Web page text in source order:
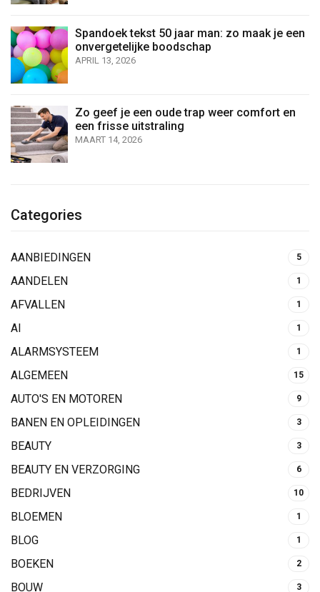
Spandoek tekst 50 jaar man: zo maak je een
onvergetelijke boodschap
APRIL 13, 2026
Zo geef je een oude trap weer comfort en
een frisse uitstraling
MAART 14, 2026
Categories
AANBIEDINGEN 5
AANDELEN 1
AFVALLEN 1
AI 1
ALARMSYSTEEM 1
ALGEMEEN 15
AUTO'S EN MOTOREN 9
BANEN EN OPLEIDINGEN 3
BEAUTY 3
BEAUTY EN VERZORGING 6
BEDRIJVEN 10
BLOEMEN 1
BLOG 1
BOEKEN 2
BOUW 3